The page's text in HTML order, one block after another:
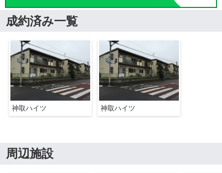
成約済み一覧
神取ハイツ 神取ハイツ
周辺施設